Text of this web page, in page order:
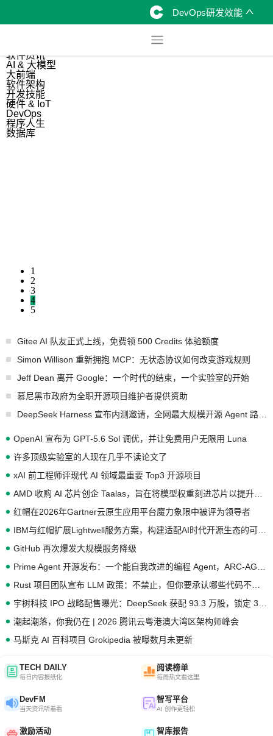
DevOps研发效能
软件资讯
AI & 大模型
大前端
软件架构
开发技能
硬件 & IoT
DevOps
程序人生
数据库
1
2
3
4
5
Gitee AI 队友正式上线，免费领 500 Credits 体验额度
Simon Willison 重新拥抱 MCP：无状态协议如何改变游戏规则
Jeff Dean 离开 Google：一个时代的结束，一个实验室的开始
慕尼黑市政府为全职开源项目维护者提供资助
OpenAI 宣布为 GPT-5.6 Sol 调优，并让免费用户无限用 Luna
许多顶级实验室的人现在几乎不读论文了
xAI 前工程师评现代 AI 领域最重要 Top3 开源项目
红帽在2026年Gartner云原生应用平台魔力象限中被评为领导者
GitHub 再次爆发大规模服务降级
潮起潮落，你我仍在 | 2026 腾讯云粤港澳大湾区架构师峰会
马斯克 AI 百科项目 Grokipedia 被曝数月未更新
TECH DAILY
每日内容报纸化
阅读榜单
每周热文看这里
DevFM
当天资讯听着看
智写平台
AI 创作更轻松
激励活动 智库报告